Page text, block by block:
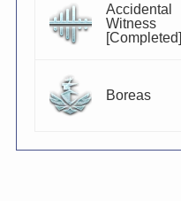
Accidental
Witness
[Completed]
Boreas